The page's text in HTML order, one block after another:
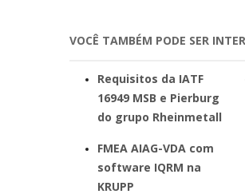
VOCÊ TAMBÉM PODE SER
Requisitos da IATF
16949 MSB e Pierburg
do grupo Rheinmetall
FMEA AIAG-VDA com
software IQRM na
KRUPP